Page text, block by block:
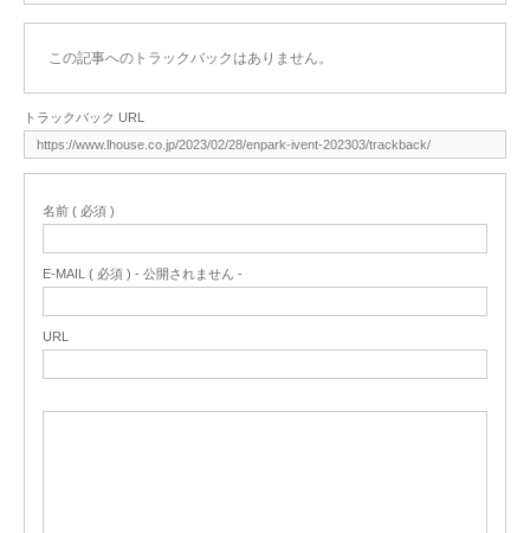
この記事へのトラックバックはありません。
トラックバック URL
名前 ( 必須 )
E-MAIL ( 必須 ) - 公開されません -
URL